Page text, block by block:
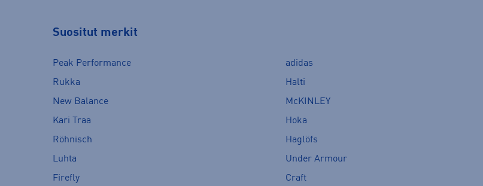
Suositut merkit
Peak Performance adidas
Rukka
Halti
New Balance
McKINLEY
Kari Traa
Hoka
Röhnisch
Haglöfs
Luhta
Under Armour
Firefly
Craft